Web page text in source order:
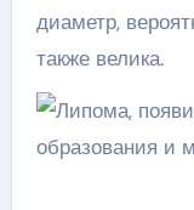
диаметр,
также велика.